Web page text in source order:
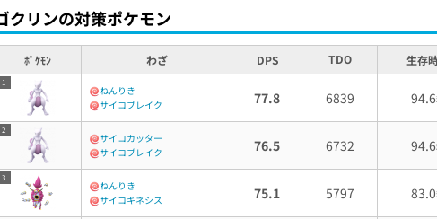
クリンの対策ポケモン
ﾎﾟｹﾓﾝ わざ DPS TDO 生存
1
ねんりき
サイコブレイク
77.8 6839 94.6
2
サイコカッター
サイコブレイク
76.5 6732 94.6
3
ねんりき
サイコキネシス
75.1 5797 83.0